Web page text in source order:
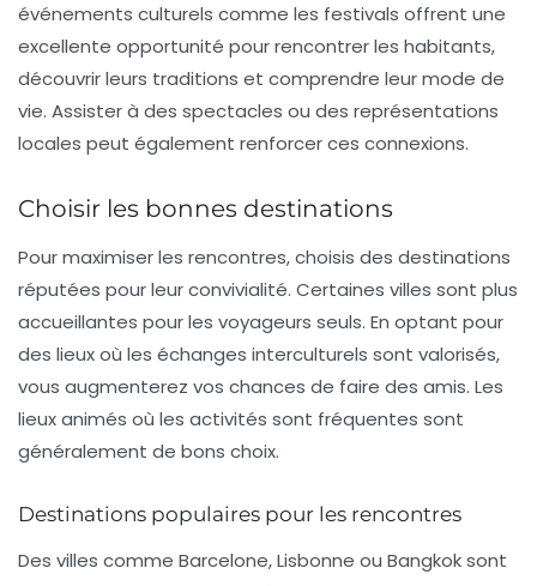
événements culturels comme les festivals offrent une
excellente opportunité pour rencontrer les habitants,
découvrir leurs traditions et comprendre leur mode de
vie. Assister à des spectacles ou des représentations
locales peut également renforcer ces connexions.
Choisir les bonnes destinations
Pour maximiser les rencontres, choisis des destinations
réputées pour leur convivialité. Certaines villes sont plus
accueillantes pour les voyageurs seuls. En optant pour
des lieux où les échanges interculturels sont valorisés,
vous augmenterez vos chances de faire des amis. Les
lieux animés où les activités sont fréquentes sont
généralement de bons choix.
Destinations populaires pour les rencontres
Des villes comme Barcelone, Lisbonne ou Bangkok sont